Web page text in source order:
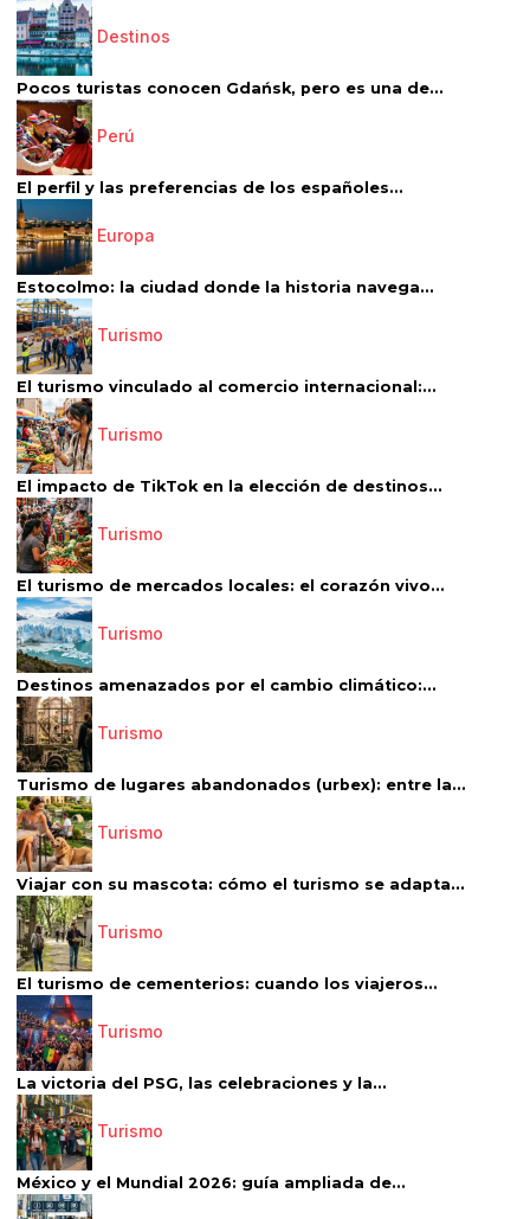
Destinos
Pocos turistas conocen Gdańsk, pero es una de...
Perú
El perfil y las preferencias de los españoles...
Europa
Estocolmo: la ciudad donde la historia navega...
Turismo
El turismo vinculado al comercio internacional:...
Turismo
El impacto de TikTok en la elección de destinos...
Turismo
El turismo de mercados locales: el corazón vivo...
Turismo
Destinos amenazados por el cambio climático:...
Turismo
Turismo de lugares abandonados (urbex): entre la...
Turismo
Viajar con su mascota: cómo el turismo se adapta...
Turismo
El turismo de cementerios: cuando los viajeros...
Turismo
La victoria del PSG, las celebraciones y la...
Turismo
México y el Mundial 2026: guía ampliada de...